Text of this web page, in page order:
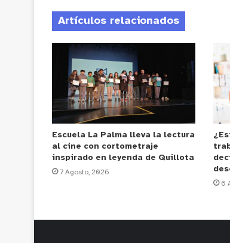
Artículos relacionados
Escuela La Palma lleva la lectura
al cine con cortometraje
inspirado en leyenda de Quillota
7 Agosto, 2026
6